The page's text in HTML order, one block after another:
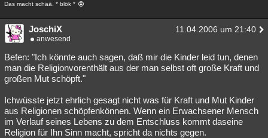
Das macht schää. * blök *
JoschiX 11.04.2006 um 21:40
anwesend
Befen: "Ich könnte auch sagen, daß mir die Kinder leid tun, denen
man die Religionvorenthält aus der man selbst oft große Kraft und
großen Mut schöpft."
Ichwüsste jetzt ehrlich gesagt nicht was für Kraft und Mut Kinder
aus Religionen schöpfenkönnen. Wenn ein Erwachsener Mensch
im Verlauf seines Lebens zu dem Entschluss kommt daseine
Religion für Ihn Sinn macht, spricht da nichts gegen.